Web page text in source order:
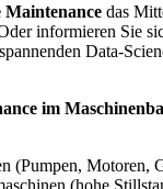
Maintenance das
informieren Sie
Data-
im
(Pumpen, Motoren,
(hohe